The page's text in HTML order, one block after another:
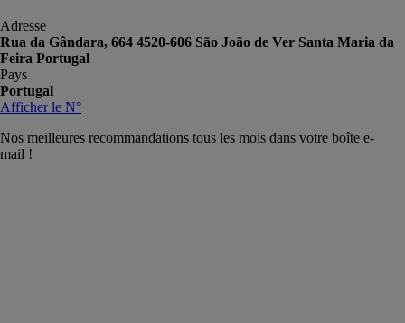
Adresse
Rua da Gândara, 664 4520-606 São João de Ver Santa Maria da
Feira Portugal
Pays
Portugal
Afficher le N°
Nos meilleures recommandations tous les mois dans votre boîte e-
mail !